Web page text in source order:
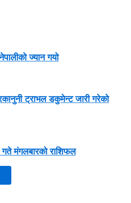
ज्यान गयो
ट्राभल डकुमेन्ट जारी गरेको
मंगलबारको राशिफल